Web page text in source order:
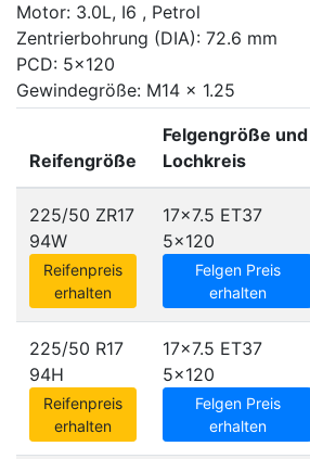
Motor: 3.0L, I6 , Petrol
Zentrierbohrung (DIA): 72.6 mm
PCD: 5x120
Gewindegröße: M14 x 1.25
Reifengröße
Felgengröße und
Lochkreis
225/50 ZR17
94W
Reifenpreis
erhalten
17x7.5 ET37
5x120
Felgen Preis
erhalten
225/50 R17
94H
Reifenpreis
erhalten
17x7.5 ET37
5x120
Felgen Preis
erhalten